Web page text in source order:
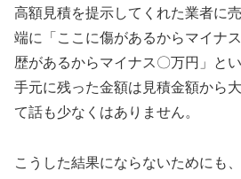
高額見積を提示してくれた業者に
端に「ここに傷があるからマイナ
歴があるからマイナス〇万円」と
手元に残った金額は見積金額から
て話も少なくはありません。
こうした結果にならないためにも